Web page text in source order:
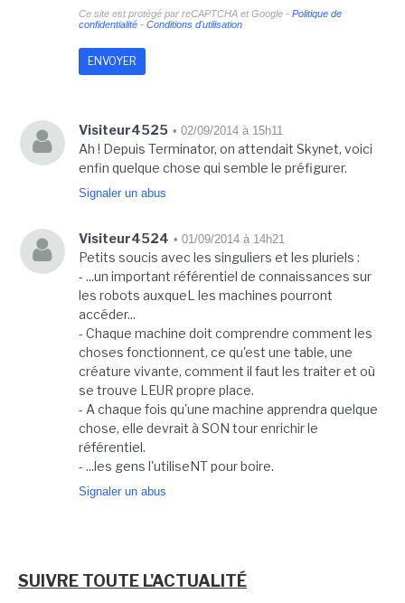
Ce site est protégé par reCAPTCHA et Google - Politique de
confidentialité- Conditions d'utilisation
Visiteur4525 • 02/09/2014 à 15h11
Ah ! Depuis Terminator, on attendait Skynet, voici
enfin quelque chose qui semble le préfigurer.
Signaler un abus
Visiteur4524 • 01/09/2014 à 14h21
Petits soucis avec les singuliers et les pluriels :
- ...un important référentiel de connaissances sur
les robots auxqueL les machines pourront
accéder...
- Chaque machine doit comprendre comment les
choses fonctionnent, ce qu'est une table, une
créature vivante, comment il faut les traiter et où
se trouve LEUR propre place.
- A chaque fois qu'une machine apprendra quelque
chose, elle devrait à SON tour enrichir le
référentiel.
- ...les gens l'utiliseNT pour boire.
Signaler un abus
SUIVRE TOUTE L'ACTUALITÉ